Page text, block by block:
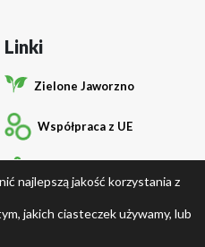
Linki
Zielone Jaworzno
Współpraca z UE
Laboratorium
najlepszą jakość korzystania z
jakich ciasteczek używamy, lub